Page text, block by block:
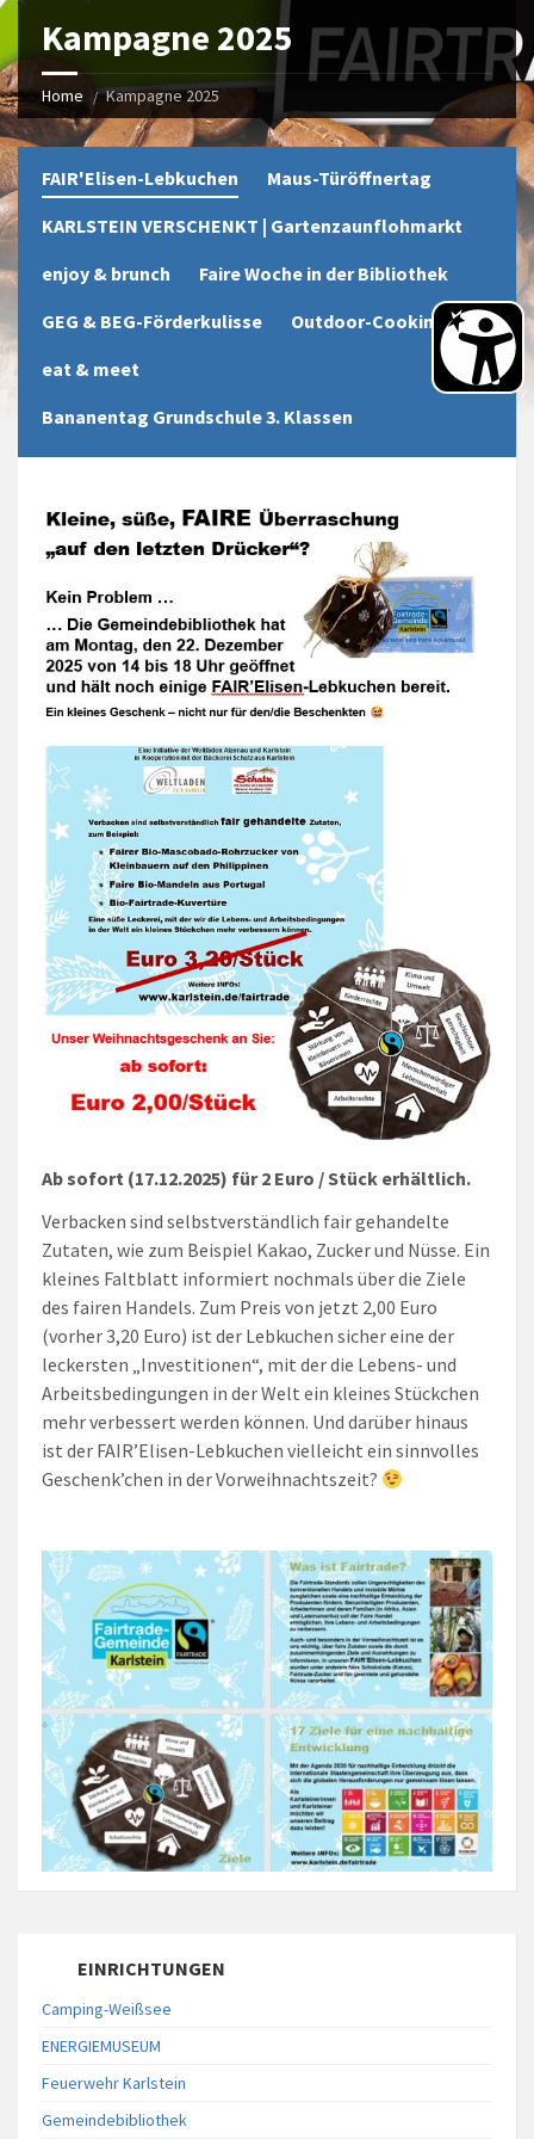
Kampagne 2025
Home Kampagne 2025
FAIR'Elisen-Lebkuchen
Maus-Türöffnertag
KARLSTEIN VERSCHENKT | Gartenzaunflohmarkt
enjoy & brunch
Faire Woche in der Bibliothek
GEG & BEG-Förderkulisse
Outdoor-Cooking
eat & meet
Bananentag Grundschule 3. Klassen
Ab sofort (17.12.2025) für 2 Euro / Stück erhältlich.
Verbacken sind selbstverständlich fair gehandelte
Zutaten, wie zum Beispiel Kakao, Zucker und Nüsse. Ein
kleines Faltblatt informiert nochmals über die Ziele
des fairen Handels. Zum Preis von jetzt 2,00 Euro
(vorher 3,20 Euro) ist der Lebkuchen sicher eine der
leckersten „Investitionen“, mit der die Lebens- und
Arbeitsbedingungen in der Welt ein kleines Stückchen
mehr verbessert werden können. Und darüber hinaus
ist der FAIR’Elisen-Lebkuchen vielleicht ein sinnvolles
Geschenk’chen in der Vorweihnachtszeit?
EINRICHTUNGEN
Camping-Weißsee
ENERGIEMUSEUM
Feuerwehr Karlstein
Gemeindebibliothek